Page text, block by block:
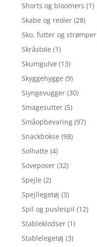
Shorts og bloomers (1)
Skabe og reoler (28)
Sko, futter og strømper
Skråstole (1)
Skumgulve (13)
Skyggehygge (9)
Slyngevugger (30)
Smagesutter (5)
Småopbevaring (97)
Snackbokse (98)
Solhatte (4)
Soveposer (32)
Spejle (2)
Spejllegetøj (3)
Spil og puslespil (12)
Stableklodser (1)
Stablelegetøj (3)